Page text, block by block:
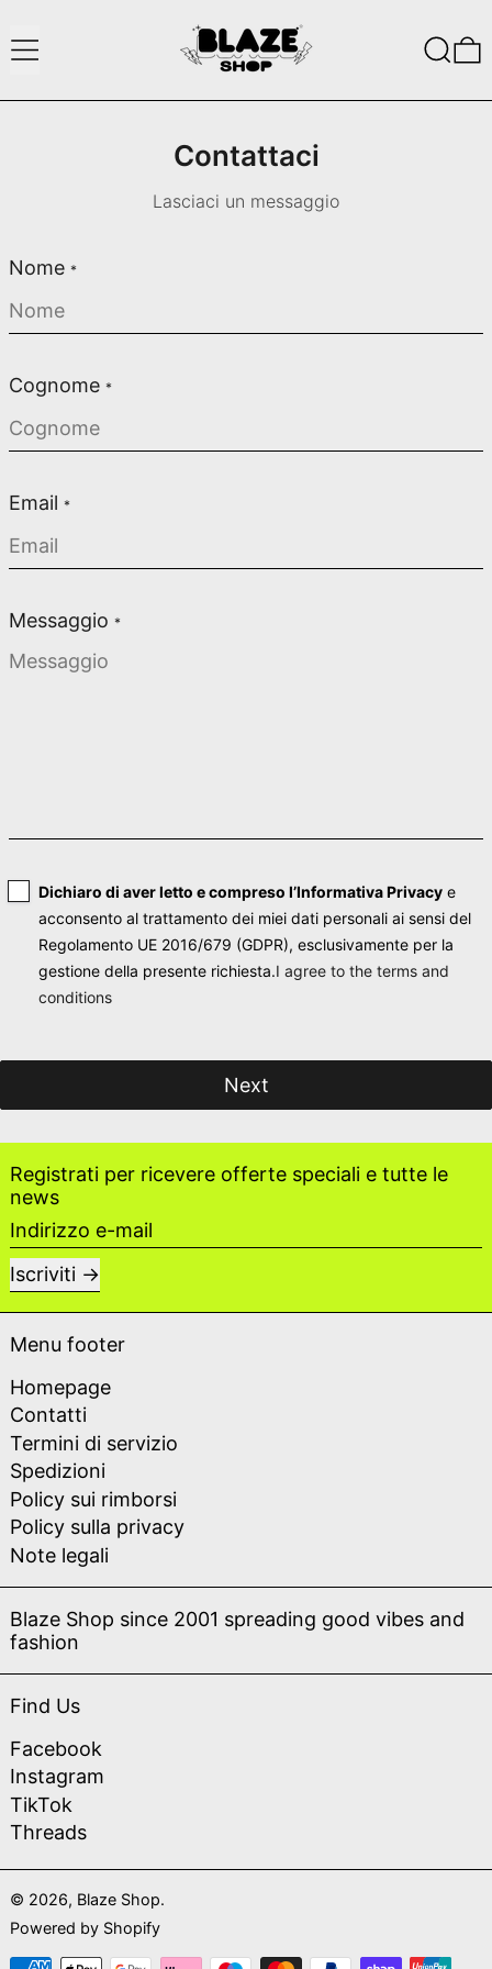
Menu Ricerca
Contattaci
Lasciaci un messaggio
Nome *
Cognome *
Email *
Messaggio *
Dichiaro di aver letto e compreso l’Informativa Privacy e
acconsento al trattamento dei miei dati personali ai sensi del
Regolamento UE 2016/679 (GDPR), esclusivamente per la
gestione della presente richiesta.I agree to the terms and
conditions
Next
Registrati per ricevere offerte speciali e tutte le
news
Indirizzo e-mail
Iscriviti
Menu footer
Homepage
Contatti
Termini di servizio
Spedizioni
Policy sui rimborsi
Policy sulla privacy
Note legali
Blaze Shop since 2001 spreading good vibes and
fashion
Find Us
Facebook
Instagram
TikTok
Threads
© 2026, Blaze Shop.
Powered by Shopify